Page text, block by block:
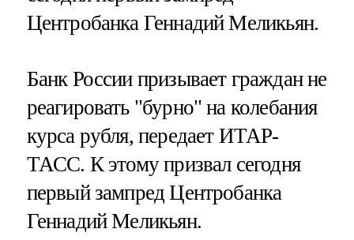
Центробанка Геннадий Меликьян.
Банк России призывает граждан не
реагировать "бурно" на колебания
курса рубля, передает ИТАР-
ТАСС. К этому призвал сегодня
первый зампред Центробанка
Геннадий Меликьян.